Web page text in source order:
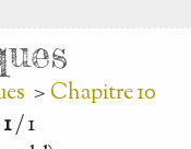
> Chapitre 10
1/ 1